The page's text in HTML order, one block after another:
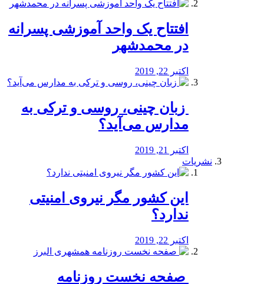
افتتاح یک واحد آموزشی پسرانه
در محمدشهر
اکتبر 22, 2019
️ زبان چینی، روسی و ترکی به
مدارس می‌آید؟
اکتبر 21, 2019
نشریات
این کشور مگر نیروی امنیتی
ندارد؟
اکتبر 22, 2019
️ صفحه نخست روزنامه‌